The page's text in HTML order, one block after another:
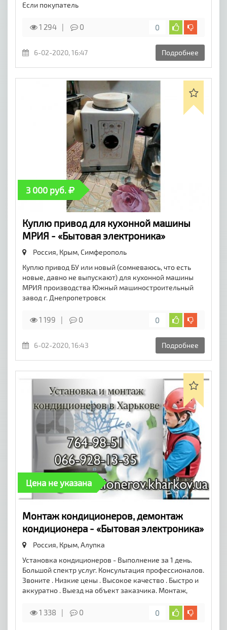
Если покупатель
1 294 0 0
6-02-2020, 16:47 Подробнее
3 000 руб.
Куплю привод для кухонной машины
МРИЯ - «Бытовая электроника»
Россия, Крым,Симферополь
Куплю привод БУ или новый (сомневаюсь, что есть
новые, давно не выпускают) для кухонной машины
МРИЯ производства Южный машиностроительный
завод г. Днепропетровск
1 199 0 0
6-02-2020, 16:43 Подробнее
Цена не указана
Монтаж кондиционеров, демонтаж
кондиционера - «Бытовая электроника»
Россия, Крым,Алупка
Установка кондиционеров - Выполнение за 1 день.
Большой спектр услуг. Консультация профессионалов.
Звоните . Низкие цены . Высокое качество . Быстро и
аккуратно . Выезд на объект заказчика. Монтаж,
1 338 0 0